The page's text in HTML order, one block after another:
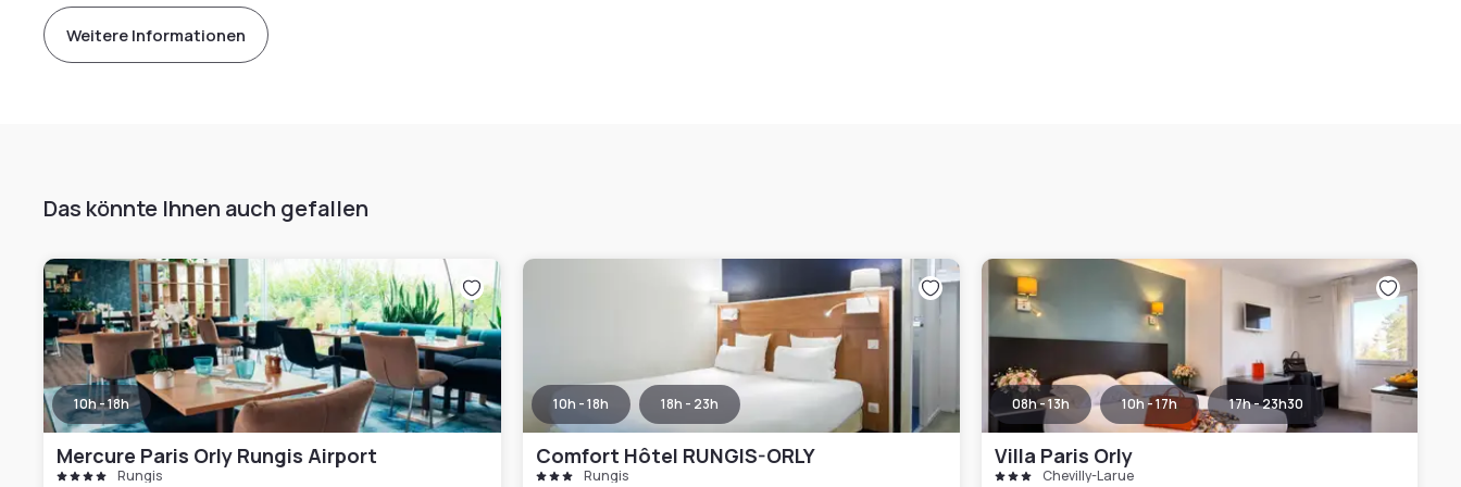
Weitere Informationen
Das könnte Ihnen auch gefallen
10h - 18h
Mercure Paris Orly Rungis Airport
Rungis
10h - 18h 18h - 23h
Comfort Hôtel RUNGIS-ORLY
Rungis
08h - 13h 10h - 17h 17h - 23h30
Villa Paris Orly
Chevilly-Larue